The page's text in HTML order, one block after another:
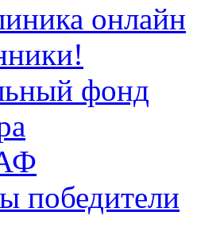
онлайн
фонд
победители